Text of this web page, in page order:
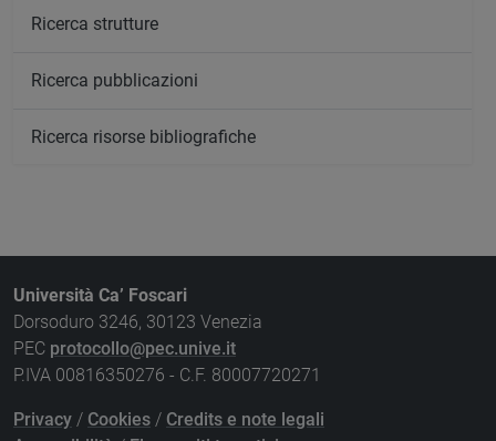
Ricerca strutture
Ricerca pubblicazioni
Ricerca risorse bibliografiche
Università Ca’ Foscari
Dorsoduro 3246, 30123 Venezia
PEC protocollo@pec.unive.it
P.IVA 00816350276 - C.F. 80007720271
Privacy / Cookies / Credits e note legali